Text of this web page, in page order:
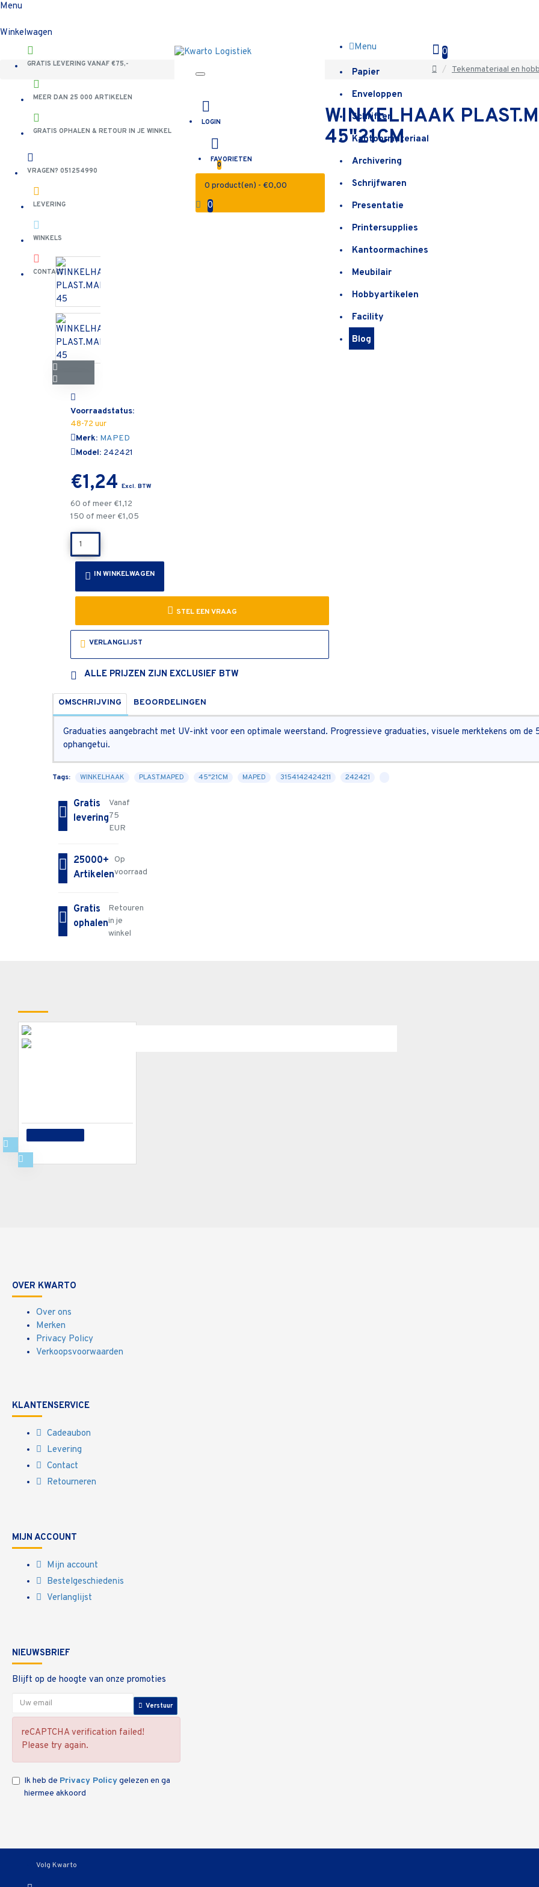
Menu
Winkelwagen
GRATIS LEVERING VANAF €75,-
MEER DAN 25 000 ARTIKELEN
GRATIS OPHALEN & RETOUR IN JE WINKEL
VRAGEN? 051254990
LEVERING
WINKELS
CONTACT
LOGIN
FAVORIETEN
0
0 product(en) - €0,00
0
Menu
Papier
Enveloppen
Schriften
Kantoormateriaal
Archivering
Schrijfwaren
Presentatie
Printersupplies
Kantoormachines
Meubilair
Hobbyartikelen
Facility
Blog
0
Tekenmateriaal en
WINKELHAAK
45"21CM
Voorraadstatus:
48-72 uur
Merk: MAPED
Model: 242421
€1,24
60 of meer €1,12
150 of meer €1,05
IN WINKELWAGEN
STEL EEN VRAAG
VERLANGLIJST
ALLE PRIJZEN ZIJN EXCLUSIEF BTW
OMSCHRIJVING BEOORDELINGEN
Graduaties aangebracht met UV-inkt voor een optimale weerstand. Progressieve graduaties, visuele merktekens om de
ophangetui.
Tags: WINKELHAAK PLAST.MAPED 45"21CM MAPED 3154142424211 242421
Gratis
levering
Vanaf
75
EUR
25000+
Artikelen
Op
voorraad
Gratis
ophalen
Retouren
in je
winkel
OVER KWARTO
Over ons
Merken
Privacy Policy
Verkoopsvoorwaarden
KLANTENSERVICE
Cadeaubon
Levering
Contact
Retourneren
MIJN ACCOUNT
Mijn account
Bestelgeschiedenis
Verlanglijst
NIEUWSBRIEF
Blijft op de hoogte van onze promoties
Verstuur
reCAPTCHA verification failed!
Please try again.
Ik heb de Privacy Policygelezen en ga
hiermee akkoord
Volg Kwarto